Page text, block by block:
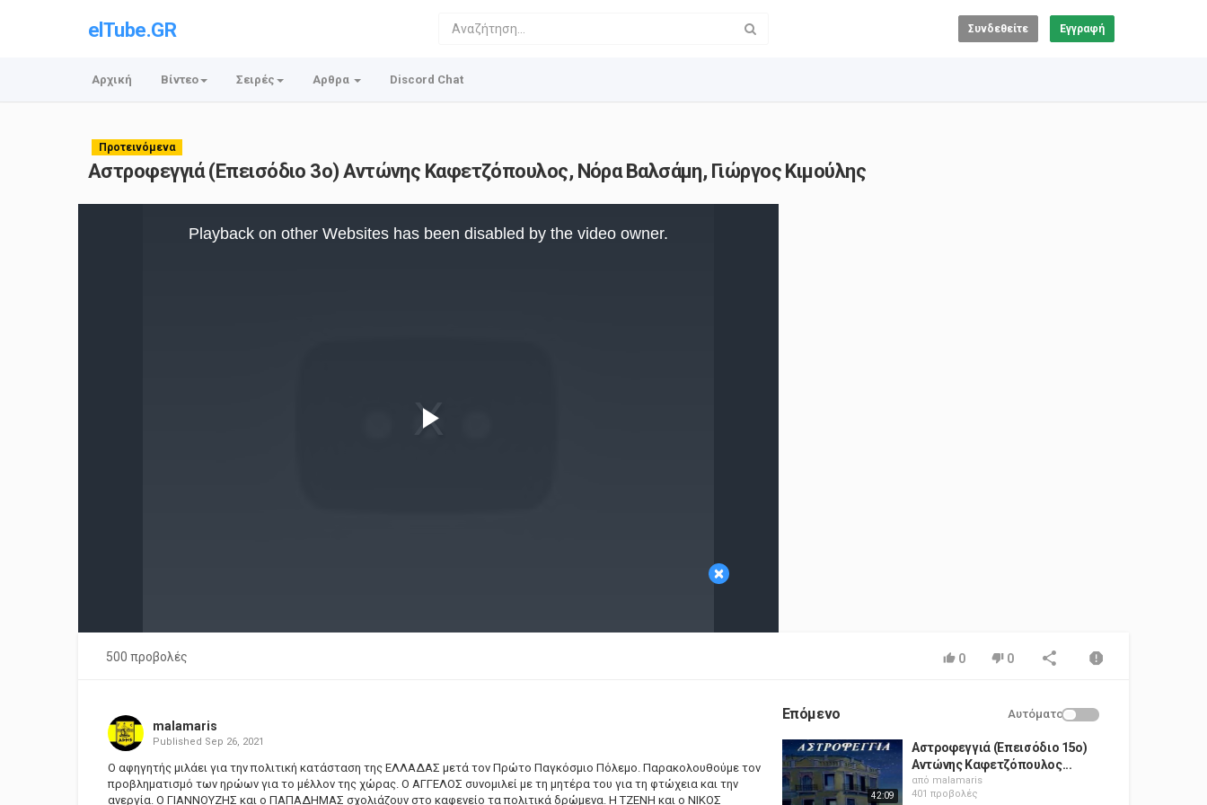
elTube.GR Συνδεθείτε Εγγραφή
Αρχική Βίντεο Σειρές Αρθρα Discord Chat
Προτεινόμενα
Αστροφεγγιά (Επεισόδιο 3ο) Αντώνης Καφετζόπουλος, Νόρα Βαλσάμη, Γιώργος Κιμούλης
×
Playback on other Websites has been disabled by the video owner.
500 προβολές 0 0
malamaris
Published Sep 26, 2021
O αφηγητής μιλάει για την πολιτική κατάσταση της ΕΛΛΑΔΑΣ μετά τον Πρώτο Παγκόσμιο Πόλεμο. Παρακολουθούμε τον
προβληματισμό των ηρώων για το μέλλον της χώρας. Ο ΑΓΓΕΛΟΣ συνομιλεί με τη μητέρα του για τη φτώχεια και την
ανεργία. Ο ΓΙΑΝΝΟΥΖΗΣ και ο ΠΑΠΑΔΗΜΑΣ σχολιάζουν στο καφενείο τα πολιτικά δρώμενα. Η ΤΖΕΝΗ και ο ΝΙΚΟΣ
Επόμενο Αυτόματο
42:09
Αστροφεγγιά (Επεισόδιο 15ο)
Αντώνης Καφετζόπουλος...
από malamaris
401 προβολές